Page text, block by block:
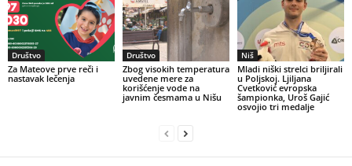
Društvo
Za Mateove prve reči i
nastavak lečenja
Društvo
Zbog visokih temperatura
uvedene mere za
korišćenje vode na
javnim česmama u Nišu
Niš
Mladi niški strelci briljirali
u Poljskoj. Ljiljana
Cvetković evropska
šampionka, Uroš Gajić
osvojio tri medalje